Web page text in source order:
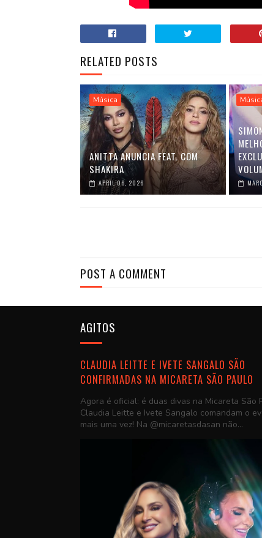
RELATED POSTS
Música
ANITTA ANUNCIA FEAT. COM
SHAKIRA
APRIL 06, 2026
POST A COMMENT
AGITOS
CLAUDIA LEITTE E IVETE SANGALO SÃO
CONFIRMADAS NA MICARETA SÃO PAULO
Agora é oficial: é duas divas na Micareta São
Claudia Leitte e Ivete Sangalo comandam o
mais uma vez! Na @micaretasdasan não...